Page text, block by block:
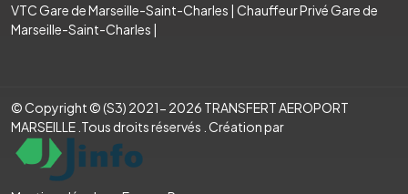
VTC Gare de Marseille-Saint-Charles | Chauffeur Privé Gare de
Marseille-Saint-Charles |
© Copyright © (S3) 2021- 2026 TRANSFERT AEROPORT
MARSEILLE .Tous droits réservés . Création par